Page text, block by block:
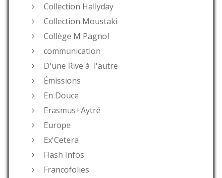
Collection Hallyday
Collection Moustaki
Collège M Pagnol
communication
D'une Rive à l'autre
Émissions
En Douce
Erasmus+Aytré
Europe
Ex'Cetera
Flash Infos
Francofolies